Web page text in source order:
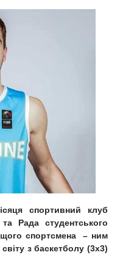
спортивний клуб
Рада студентського
спортсмена
– ним
з баскетболу (3х3)